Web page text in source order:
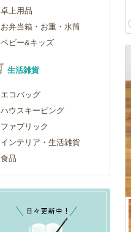
卓上用品
お弁当箱・お重・水筒
ベビー&キッズ
生活雑貨
エコバッグ
ハウスキーピング
ファブリック
インテリア・生活雑貨
食品